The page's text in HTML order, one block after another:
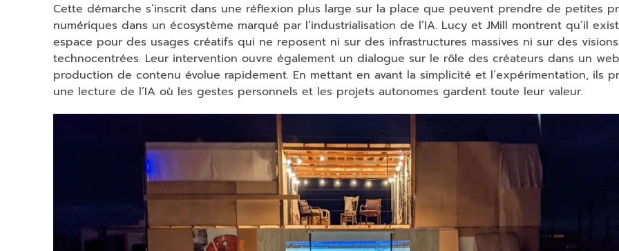
Cette démarche s’inscrit dans une réflexion plus large sur la place que peuvent prendre de petites
numériques dans un écosystème marqué par l’industrialisation de l’IA. Lucy et JMill montrent qu’il
espace pour des usages créatifs qui ne reposent ni sur des infrastructures massives ni sur des visions
technocentrées. Leur intervention ouvre également un dialogue sur le rôle des créateurs dans un
production de contenu évolue rapidement. En mettant en avant la simplicité et l’expérimentation, ils
une lecture de l’IA où les gestes personnels et les projets autonomes gardent toute leur valeur.